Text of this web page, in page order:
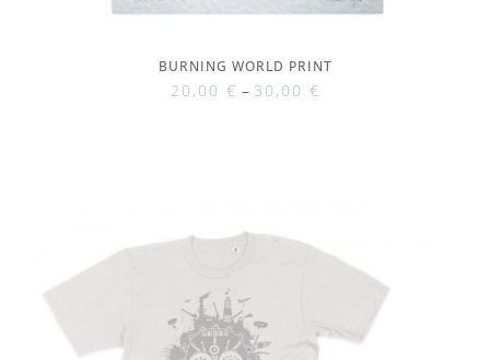
BURNING WORLD PRINT
20,00 € – 30,00 €